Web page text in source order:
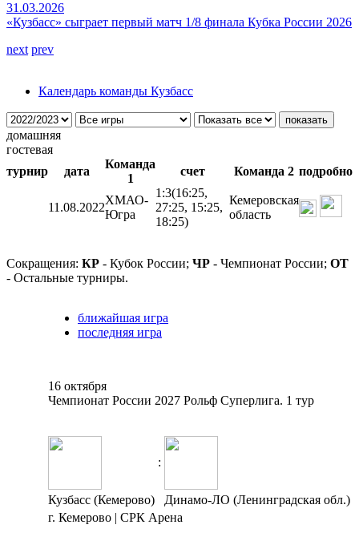
31.03.2026
«Кузбасс» сыграет первый матч 1/8 финала Кубка России 2026
next prev
Календарь команды Кузбасс
домашняя
гостевая
турнир
дата
Команда
1
счет Команда 2 подробно
11.08.2022
ХМАО-
Югра
1:3(16:25,
27:25, 15:25,
18:25)
Кемеровская
область
Сокращения: КР - Кубок России; ЧР - Чемпионат России; ОТ
- Остальные турниры.
ближайшая игра
последняя игра
16 октября
Чемпионат России 2027 Рольф Суперлига. 1 тур
:
Кузбасс (Кемерово)
Динамо-ЛО (Ленинградская обл.)
г. Кемерово | СРК Арена